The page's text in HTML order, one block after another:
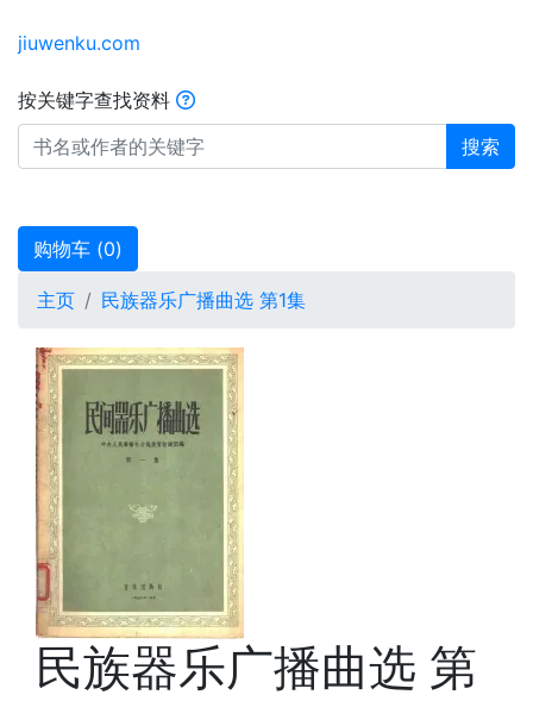
jiuwenku.com
按关键字查找资料
搜索
购物车 (0)
主页 民族器乐广播曲选 第1集
民族器乐广播曲选 第